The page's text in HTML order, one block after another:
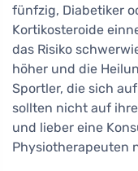
fünfzig, Diabetiker
Kortikosteroide
das Risiko
höher und die
Sportler, die sich
sollten nicht auf
und lieber eine
Physiotherapeuten